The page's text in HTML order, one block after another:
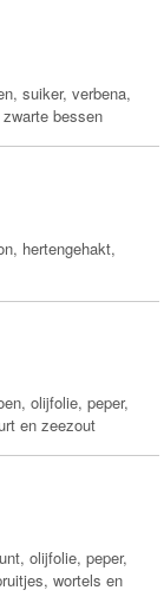
suiker, verbena,
bessen
hertengehakt,
olijfolie, peper,
en zeezout
olijfolie, peper,
wortels en